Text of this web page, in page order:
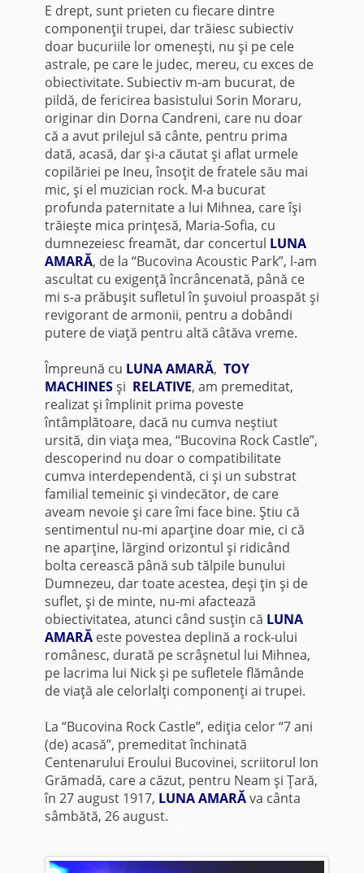
E drept, sunt prieten cu fiecare dintre
componenţii trupei, dar trăiesc subiectiv
doar bucuriile lor omeneşti, nu şi pe cele
astrale, pe care le judec, mereu, cu exces de
obiectivitate. Subiectiv m-am bucurat, de
pildă, de fericirea basistului Sorin Moraru,
originar din Dorna Candreni, care nu doar
că a avut prilejul să cânte, pentru prima
dată, acasă, dar şi-a căutat şi aflat urmele
copilăriei pe Ineu, însoţit de fratele său mai
mic, şi el muzician rock. M-a bucurat
profunda paternitate a lui Mihnea, care îşi
trăieşte mica prinţesă, Maria-Sofia, cu
dumnezeiesc freamăt, dar concertul LUNA
AMARĂ, de la “Bucovina Acoustic Park”, l-am
ascultat cu exigenţă încrâncenată, până ce
mi s-a prăbuşit sufletul în şuvoiul proaspăt şi
revigorant de armonii, pentru a dobândi
putere de viaţă pentru altă câtăva vreme.
Împreună cu LUNA AMARĂ, TOY
MACHINESşi RELATIVE, am premeditat,
realizat şi împlinit prima poveste
întâmplătoare, dacă nu cumva neştiut
ursită, din viaţa mea, “Bucovina Rock Castle”,
descoperind nu doar o compatibilitate
cumva interdependentă, ci şi un substrat
familial temeinic şi vindecător, de care
aveam nevoie şi care îmi face bine. Ştiu că
sentimentul nu-mi aparţine doar mie, ci că
ne aparţine, lărgind orizontul şi ridicând
bolta cerească până sub tălpile bunului
Dumnezeu, dar toate acestea, deşi ţin şi de
suflet, şi de minte, nu-mi afactează
obiectivitatea, atunci când susţin că LUNA
AMARĂeste povestea deplină a rock-ului
românesc, durată pe scrâşnetul lui Mihnea,
pe lacrima lui Nick şi pe sufletele flămânde
de viaţă ale celorlalţi componenţi ai trupei.
La “Bucovina Rock Castle”, ediţia celor “7 ani
(de) acasă”, premeditat închinată
Centenarului Eroului Bucovinei, scriitorul Ion
Grămadă, care a căzut, pentru Neam şi Ţară,
în 27 august 1917, LUNA AMARĂva cânta
sâmbătă, 26 august.